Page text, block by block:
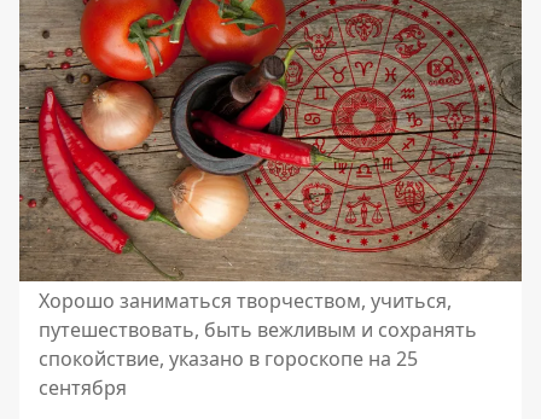
Хорошо заниматься творчеством, учиться,
путешествовать, быть вежливым и сохранять
спокойствие, указано в гороскопе на 25
сентября